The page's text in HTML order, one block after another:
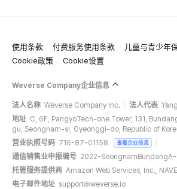
使用条款 付费服务使用条款 儿童与青少年
Cookie政策
Cookie设置
Weverse Company企业信息
法人名称 Weverse Company Inc. 法人代表
地址 C, 6F, PangyoTech-one Tower, 131,
gu, Seongnam-si, Gyeonggi-do, Republic of
营业执照号码 716-87-01158 查看企业信息
通信销售业申报编号 2022-
托管服务提供商 Amazon Web Services, Inc.,
电子邮件地址 support@weverse.io